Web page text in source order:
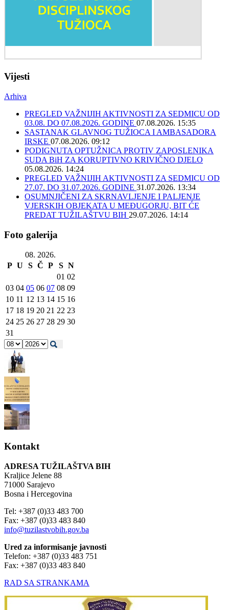
Vijesti
Arhiva
PREGLED VAŽNIJIH AKTIVNOSTI ZA SEDMICU OD
03.08. DO 07.08.2026. GODINE 07.08.2026. 15:35
SASTANAK GLAVNOG TUŽIOCA I AMBASADORA
IRSKE 07.08.2026. 09:12
PODIGNUTA OPTUŽNICA PROTIV ZAPOSLENIKA
SUDA BiH ZA KORUPTIVNO KRIVIČNO DJELO
05.08.2026. 14:24
PREGLED VAŽNIJIH AKTIVNOSTI ZA SEDMICU OD
27.07. DO 31.07.2026. GODINE 31.07.2026. 13:34
OSUMNJIČENI ZA SKRNAVLJENJE I PALJENJE
VJERSKIH OBJEKATA U MEĐUGORJU, BIT ĆE
PREDAT TUŽILAŠTVU BIH 29.07.2026. 14:14
Foto galerija
08. 2026.
P U S Č P S N
01 02
03 04 05 06 07 08 09
10 11 12 13 14 15 16
17 18 19 20 21 22 23
24 25 26 27 28 29 30
31
Kontakt
ADRESA TUŽILAŠTVA BIH
Kraljice Jelene 88
71000 Sarajevo
Bosna i Hercegovina
Tel: +387 (0)33 483 700
Fax: +387 (0)33 483 840
info@tuzilastvobih.gov.ba
Ured za informisanje javnosti
Telefon: +387 (0)33 483 751
Fax: +387 (0)33 483 840
RAD SA STRANKAMA